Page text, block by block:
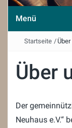
Menü
Startseite /Über
Über
Der
Neuhaus e.V.“